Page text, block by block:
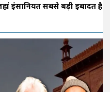
इंसानियत सबसे बड़ी इबादत है